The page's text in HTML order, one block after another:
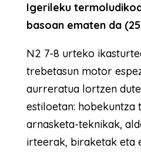
Igerileku
basoan ematen da
N2 7-8 urteko
trebetasun motor
aurreratua lortzen
estiloetan: hobekuntza
arnasketa-teknikak,
irteerak, biraketak eta